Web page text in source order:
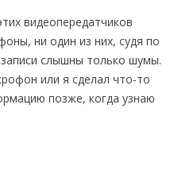
видеопередатчиков
ни один из них, судя по
слышны только шумы.
или я сделал что-то
позже, когда узнаю